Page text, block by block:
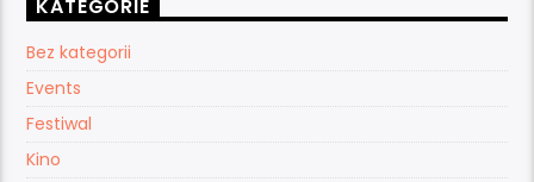
KATEGORIE
Bez kategorii
Events
Festiwal
Kino